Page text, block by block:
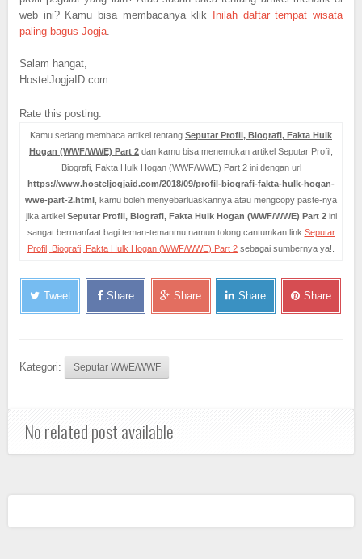
web ini? Kamu bisa membacanya klik Inilah daftar tempat wisata
paling bagus Jogja
Salam hangat,
HostelJogjaID.com
Rate this posting:
Kamu sedang membaca artikel tentang Seputar Profil, Biografi, Fakta Hulk
Hogan (WWF/WWE) Part 2 dan kamu bisa menemukan artikel Seputar Profil,
Biografi, Fakta Hulk Hogan (WWF/WWE) Part 2 ini dengan url
https://www.hosteljogjaid.com/2018/09/profil-biografi-fakta-hulk-hogan-
wwe-part-2.html , kamu boleh menyebarluaskannya atau mengcopy paste-nya
jika artikel Seputar Profil, Biografi, Fakta Hulk Hogan (WWF/WWE) Part 2ini
sangat bermanfaat bagi teman-temanmu,namun tolong cantumkan link Seputar
Profil, Biografi, Fakta Hulk Hogan (WWF/WWE) Part 2 sebagai sumbernya ya!.
Tweet Share Share Share Share
Kategori: Seputar WWE/WWF
No related post available